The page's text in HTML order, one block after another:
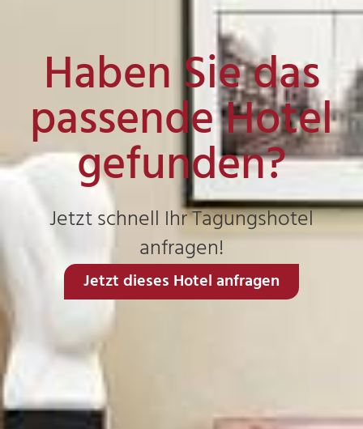
Haben Sie das
passende Hotel
gefunden?
Jetzt schnell Ihr Tagungshotel
anfragen!
Jetzt dieses Hotel anfragen